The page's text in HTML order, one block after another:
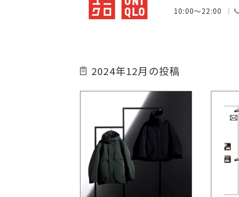
10:00～22:00
2024年12月の投稿